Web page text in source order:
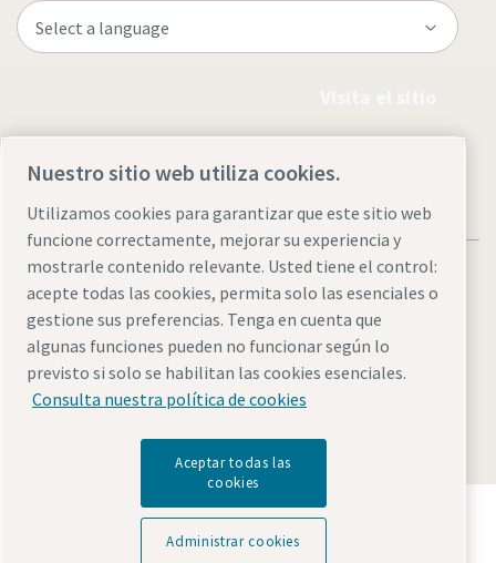
Avisos legales y de privacidadAdministrar cookies
Accesibilidad
Mapa del sitio
Descubre cómo Atlas Copco Group impulsa la
tecnología que transforma el futuro.
Nuestro sitio web utiliza cookies.
Utilizamos cookies para garantizar que este sitio web
funcione correctamente, mejorar su experiencia y
mostrarle contenido relevante. Usted tiene el control:
acepte todas las cookies, permita solo las esenciales o
gestione sus preferencias. Tenga en cuenta que
algunas funciones pueden no funcionar según lo
previsto si solo se habilitan las cookies esenciales.
Consulta nuestra política de cookies
Aceptar todas las
cookies
Administrar cookies